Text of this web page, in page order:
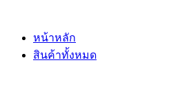
contentหน้าหลัก
สินค้าทั้งหมด